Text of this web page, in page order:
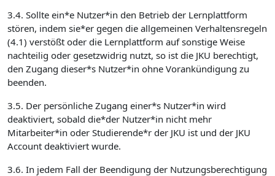
3.4. Sollte ein*e Nutzer*in den Betrieb der Lernplattform
stören, indem sie*er gegen die allgemeinen Verhaltensregeln
(4.1) verstößt oder die Lernplattform auf sonstige Weise
nachteilig oder gesetzwidrig nutzt, so ist die JKU berechtigt,
den Zugang dieser*s Nutzer*in ohne Vorankündigung zu
beenden.
3.5. Der persönliche Zugang einer*s Nutzer*in wird
deaktiviert, sobald die*der Nutzer*in nicht mehr
Mitarbeiter*in oder Studierende*r der JKU ist und der JKU
Account deaktiviert wurde.
3.6. In jedem Fall der Beendigung der Nutzungsberechtigung